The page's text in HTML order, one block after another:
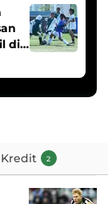
di
Kredit 2